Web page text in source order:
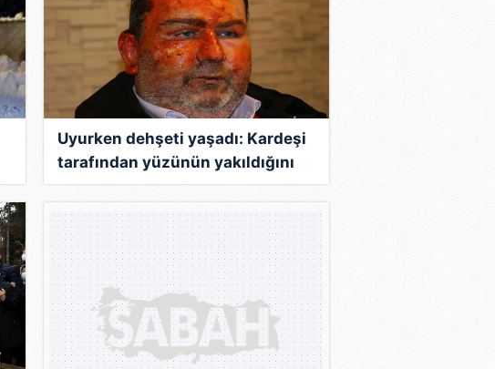
Uyurken dehşeti yaşadı: Kardeşi
tarafından yüzünün yakıldığını
iddia etti